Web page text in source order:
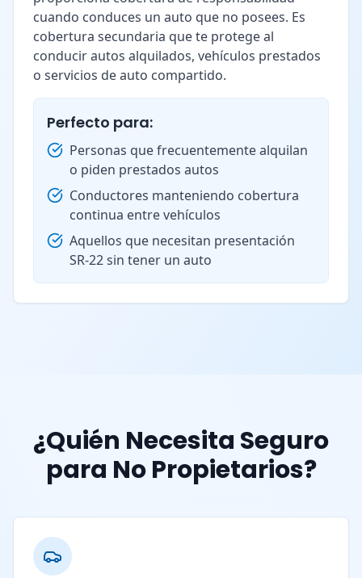
cuando conduces un auto que no posees. Es
cobertura secundaria que te protege al
conducir autos alquilados, vehículos prestados
o servicios de auto compartido.
Perfecto para:
Personas que frecuentemente alquilan
o piden prestados autos
Conductores manteniendo cobertura
continua entre vehículos
Aquellos que necesitan presentación
SR-22 sin tener un auto
¿Quién Necesita Seguro
para No Propietarios?